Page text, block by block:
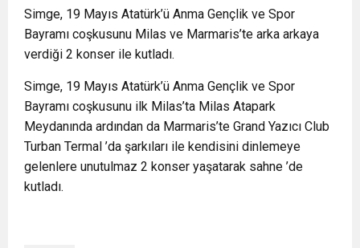
Simge, 19 Mayıs Atatürk’ü Anma Gençlik ve Spor
Bayramı coşkusunu Milas ve Marmaris’te arka arkaya
verdiği 2 konser ile kutladı.
Simge, 19 Mayıs Atatürk’ü Anma Gençlik ve Spor
Bayramı coşkusunu ilk Milas’ta Milas Atapark
Meydanında ardından da Marmaris’te Grand Yazıcı Club
Turban Termal ’da şarkıları ile kendisini dinlemeye
gelenlere unutulmaz 2 konser yaşatarak sahne ’de
kutladı.